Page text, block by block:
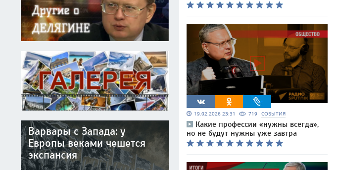
Варвары с Запада: у
Европы веками чешется
экспансия
19.02.2026 23:31 719 СОБЫТИЯ
Какие профессии «нужны всегда»,
но не будут нужны уже завтра